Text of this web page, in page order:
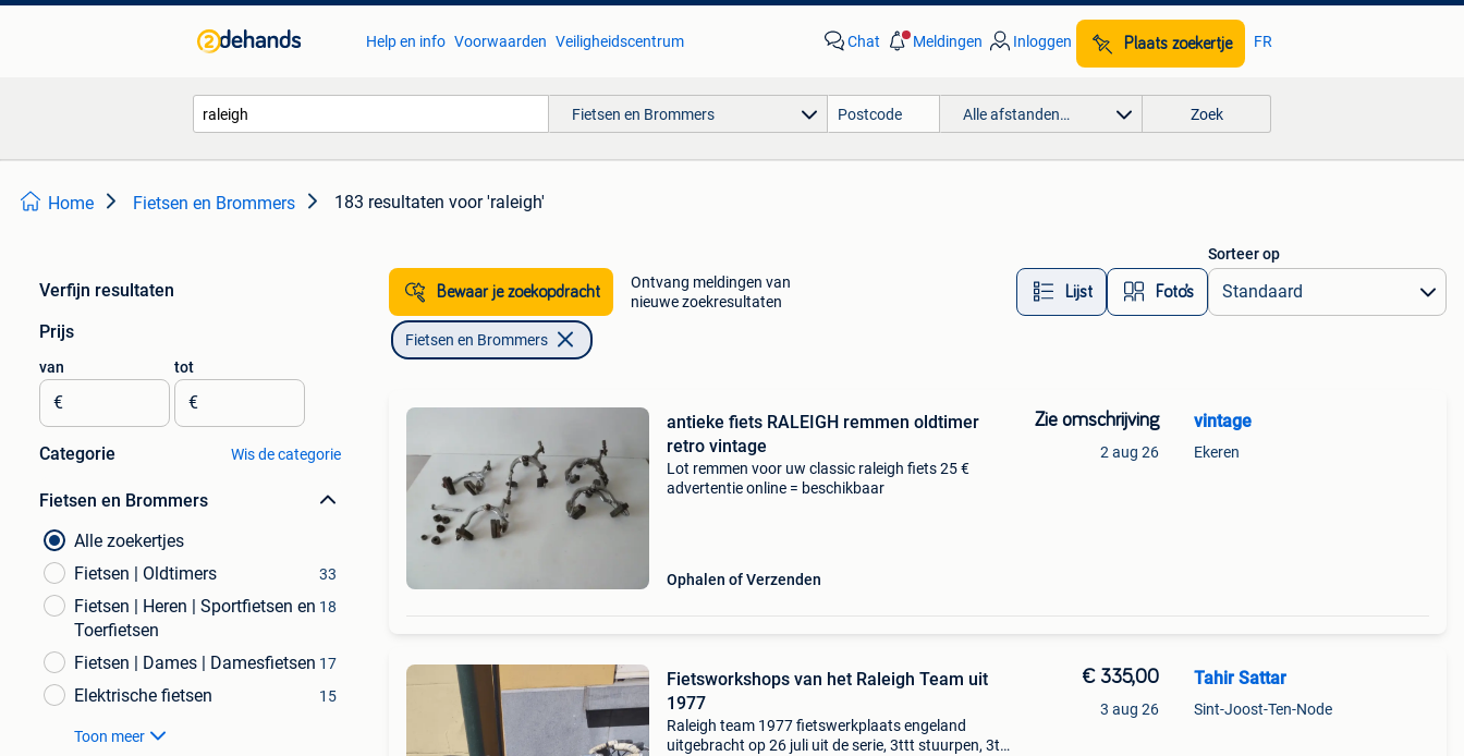
Help en info Voorwaarden Veiligheidscentrum Chat Meldingen Inloggen Plaats zoekertje FR
Fietsen en Brommers Alle afstanden… Zoek
Home Fietsen en Brommers 183 resultaten voor 'raleigh'
Verfijn resultaten
Prijs
van
€
tot
€
Categorie Wis de categorie
Fietsen en Brommers
Alle zoekertjes
Fietsen | Oldtimers
33
Fietsen | Heren | Sportfietsen en
Toerfietsen
18
Fietsen | Dames | Damesfietsen 17
Elektrische fietsen 15
Toon meer
Bewaar je zoekopdracht
Ontvang meldingen van
nieuwe zoekresultaten
Lijst Foto’s
Sorteer op
Fietsen en Brommers
antieke fiets RALEIGH remmen oldtimer
retro vintage
Lot remmen voor uw classic raleigh fiets 25 €
advertentie online = beschikbaar
Ophalen of Verzenden
Zie omschrijving
2 aug 26
vintage
Ekeren
Fietsworkshops van het Raleigh Team uit
1977
Raleigh team 1977 fietswerkplaats engeland
uitgebracht op 26 juli uit de serie, 3ttt stuurpen, 3ttt
€ 335,00
3 aug 26
Tahir Sattar
Sint-Joost-Ten-Node